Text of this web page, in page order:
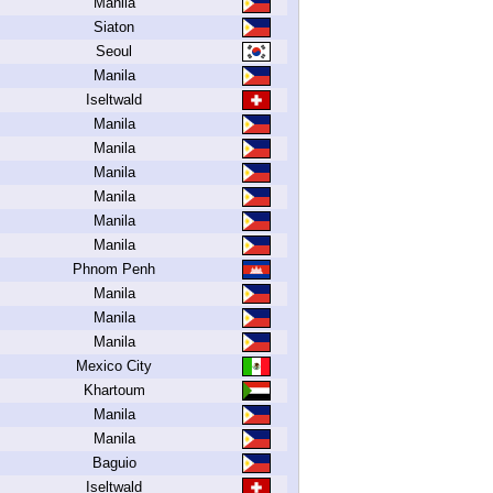
Siaton
Seoul
Manila
Iseltwald
Manila
Manila
Manila
Manila
Manila
Manila
Phnom Penh
Manila
Manila
Manila
Mexico City
Khartoum
Manila
Manila
Baguio
Iseltwald